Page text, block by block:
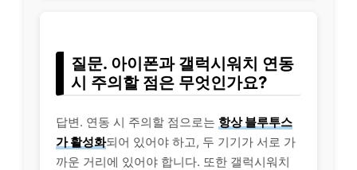
질문. 아이폰과 갤럭시워치 연동
시 주의할 점은 무엇인가요?
답변. 연동 시 주의할 점으로는 항상 블루투스
가 활성화되어 있어야 하고, 두 기기가 서로 가
까운 거리에 있어야 합니다. 또한 갤럭시워치